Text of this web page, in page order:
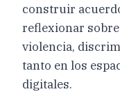
construir
reflexionar
violencia,
tanto en los
digitales.